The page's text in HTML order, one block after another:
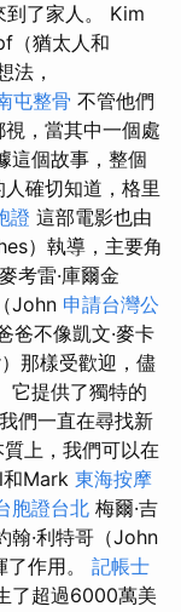
到了家人。 Kim
（猶太人和
法，
屯整骨 不管他們
，當其中一個處
這個故事，整個
確切知道，格里
證 這部電影也由
）執導，主要角
考雷·庫爾金
John 申請台灣公
爸不像凱文·麥卡
那樣受歡迎，儘
它提供了獨特的
我們一直在尋找新
質上，我們可以在
和Mark 東海按摩
胞證台北 梅爾·吉
翰·利特哥（John
作用。 記帳士
了超過6000萬美